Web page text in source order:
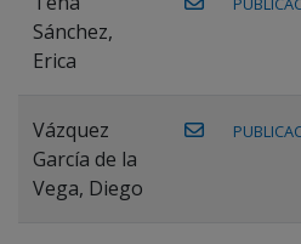
Sánchez,
Erica
Vázquez
García de la
Vega, Diego